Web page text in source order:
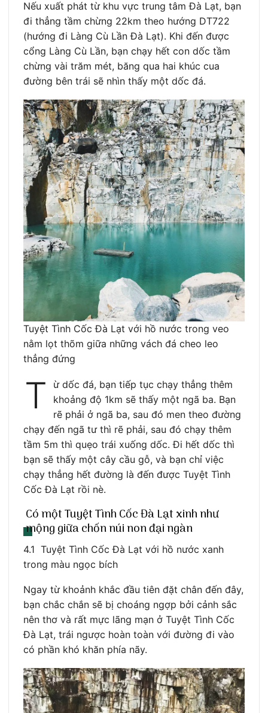
Nếu xuất phát từ khu vực trung tâm Đà Lạt, bạn
đi thẳng tầm chừng 22km theo hướng DT722
(hướng đi Làng Cù Lần Đà Lạt). Khi đến được
cổng Làng Cù Lần, bạn chạy hết con dốc tầm
chừng vài trăm mét, băng qua hai khúc cua
đường bên trái sẽ nhìn thấy một dốc đá.
Tuyệt Tình Cốc Đà Lạt với hồ nước trong veo
nằm lọt thõm giữa những vách đá cheo leo
thẳng đứng
T
ừ dốc đá, bạn tiếp tục chạy thẳng thêm
khoảng độ 1km sẽ thấy một ngã ba. Bạn
rẽ phải ở ngã ba, sau đó men theo đường
chạy đến ngã tư thì rẽ phải, sau đó chạy thêm
tầm 5m thì quẹo trái xuống dốc. Đi hết dốc thì
bạn sẽ thấy một cây cầu gỗ, và bạn chỉ việc
chạy thẳng hết đường là đến được Tuyệt Tình
Cốc Đà Lạt rồi nè.
Có một Tuyệt Tình Cốc Đà Lạt xinh như
mộng giữa chốn núi non đại ngàn
4.1 Tuyệt Tình Cốc Đà Lạt với hồ nước xanh
trong màu ngọc bích
Ngay từ khoảnh khắc đầu tiên đặt chân đến đây,
bạn chắc chắn sẽ bị choáng ngợp bởi cảnh sắc
nên thơ và rất mực lãng mạn ở Tuyệt Tình Cốc
Đà Lạt, trái ngược hoàn toàn với đường đi vào
có phần khó khăn phía nãy.